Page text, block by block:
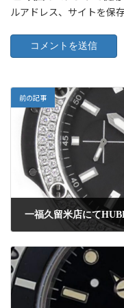
ルアドレス、サイトを保存
前の記事